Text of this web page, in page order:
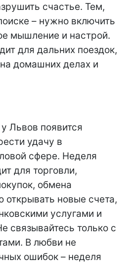
счастье. Тем,
– нужно включить
мышление и настрой.
для дальних поездок,
домашних делах и
Львов появится
удачу в
сфере. Неделя
для торговли,
обмена
новые счета,
услугами и
связывайтесь только с
В любви не
ошибок – неделя